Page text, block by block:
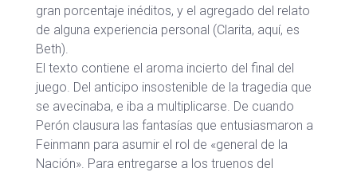
gran porcentaje inéditos, y el agregado del relato
de alguna experiencia personal (Clarita, aquí, es
Beth).
El texto contiene el aroma incierto del final del
juego. Del anticipo insostenible de la tragedia que
se avecinaba, e iba a multiplicarse. De cuando
Perón clausura las fantasías que entusiasmaron a
Feinmann para asumir el rol de «general de la
Nación». Para entregarse a los truenos del